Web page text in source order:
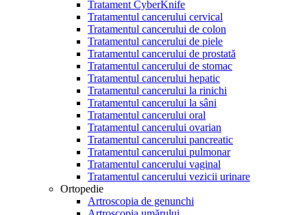
Tratament CyberKnife
Tratamentul cancerului cervical
Tratamentul cancerului de colon
Tratamentul cancerului de piele
Tratamentul cancerului de prostată
Tratamentul cancerului de stomac
Tratamentul cancerului hepatic
Tratamentul cancerului la rinichi
Tratamentul cancerului la sâni
Tratamentul cancerului oral
Tratamentul cancerului ovarian
Tratamentul cancerului pancreatic
Tratamentul cancerului pulmonar
Tratamentul cancerului vaginal
Tratamentul cancerului vezicii urinare
Ortopedie
Artroscopia de genunchi